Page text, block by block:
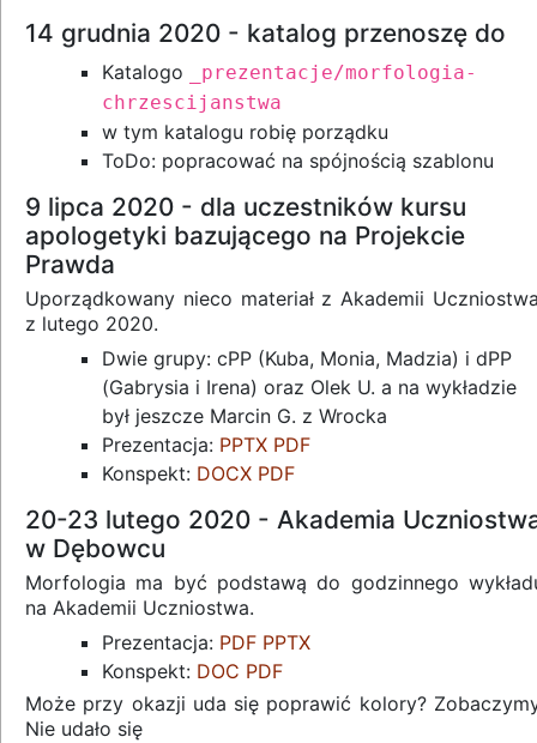
14 grudnia 2020 - katalog przenoszę do
Katalogo
_prezentacje/morfologia-
chrzescijanstwa
w tym katalogu robię porządku
ToDo: popracować na spójnością szablonu
9 lipca 2020 - dla uczestników kursu
apologetyki bazującego na Projekcie
Prawda
Uporządkowany nieco materiał z Akademii
z lutego 2020.
Dwie grupy: cPP (Kuba, Monia, Madzia) i dPP
(Gabrysia i Irena) oraz Olek U. a na wykładzie
był jeszcze Marcin G. z Wrocka
Prezentacja: PPTX PDF
Konspekt: DOCX PDF
20-23 lutego 2020 - Akademia
w Dębowcu
Morfologia ma być podstawą do godzinnego
na Akademii Uczniostwa.
Prezentacja: PDF PPTX
Konspekt: DOC PDF
Może przy okazji uda się poprawić kolory?
Nie udało się